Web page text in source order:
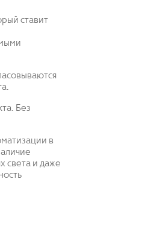
ставит
Без
в
света и даже